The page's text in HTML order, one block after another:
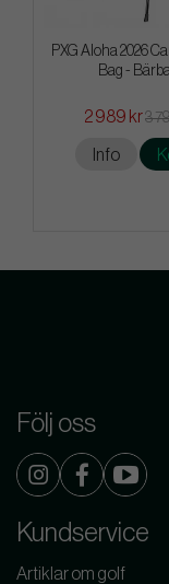
PXG Aloha 2026
Bag -
2 989 kr3
Info
Följ oss
Kundservice
Artiklar om golf